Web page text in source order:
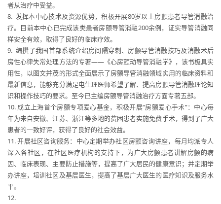
者从治疗中受益。
8. 发挥本中心技术及资源优势，积极开展80岁以上房颤患者导管消融治
疗。目前本中心已完成该类患者房颤导管消融200余例，证实导管消融同
样安全有效，取得了良好的临床疗效。
9. 编撰了我国首部系统介绍房间隔穿刺、房颤导管消融技巧及消融术后
房性心律失常处理方法的专著——《心房颤动导管消融学》，该书极具实
用性，以图文并茂的形式全面展示了房颤导管消融领域实用的临床资料和
最新信息，能够充分满足电生理医师希望了解、提高房颤导管消融理论知
识和操作技巧的要求。至今已主编房颤导管消融治疗方面专著五部。
10. 成立上海首个房颤专项爱心基金，积极开展“房颤爱心手术”：中心每
年为来自安徽、江苏、浙江等多地的贫困患者实施免费手术，得到了广大
患者的一致好评，获得了良好的社会效益。
11. 开展社区咨询服务：中心定期举办社区房颤咨询讲座，每月均派专人
深入各社区，在社区医疗机构的支持下，为广大房颤患者讲解房颤的病
因、临床表现、主要防止措施等，提高了广大居民的健康意识；并定期举
办讲座，培训社区及基层医生，提高了基层广大医生的医疗知识及服务水
平。
12.